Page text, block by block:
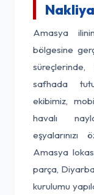
Amasya
bölgesine
safhada
ekibimiz,
havalı
Amasya
parça,
kurulumu